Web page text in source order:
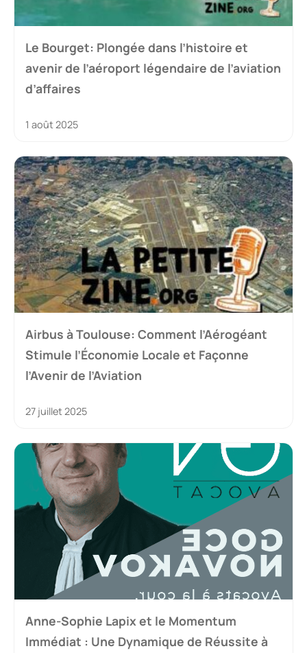
Le Bourget: Plongée dans l’histoire et
avenir de l’aéroport légendaire de l’aviation
d’affaires
1 août 2025
Airbus à Toulouse: Comment l’Aérogéant
Stimule l’Économie Locale et Façonne
l’Avenir de l’Aviation
27 juillet 2025
Anne-Sophie Lapix et le Momentum
Immédiat : Une Dynamique de Réussite à